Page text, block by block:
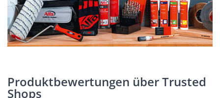
Produktbewertungen über Trusted
Shops